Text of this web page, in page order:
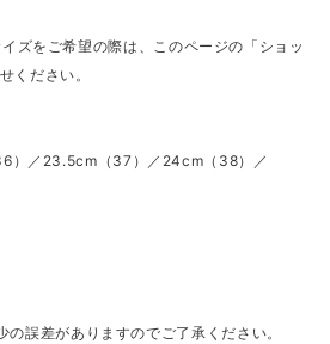
ズをご希望の際は、このページの「ショッ
ください。
）／23.5cm（37）／24cm（38）／
誤差がありますのでご了承ください。